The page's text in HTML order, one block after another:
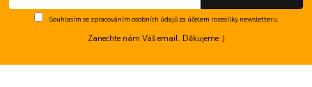
Souhlasím se zpracováním osobních údajůza účelem rozesílky newsletteru.
Zanechte nám Váš email. Děkujeme :)